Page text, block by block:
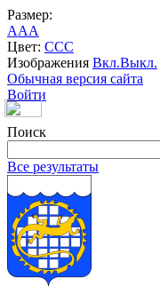
Размер:
AAA
Цвет: CCC
Изображения Вкл.Выкл.
Обычная версия сайта
Войти
Поиск
Все результаты